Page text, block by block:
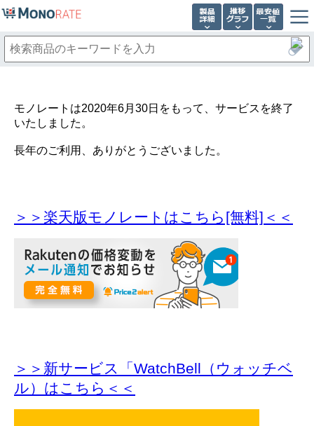
モノレートは2020年6月30日をもって、サービスを終了
いたしました。
長年のご利用、ありがとうございました。
＞＞楽天版モノレートはこちら[無料]＜＜
＞＞新サービス「WatchBell（ウォッチベ
ル）はこちら＜＜